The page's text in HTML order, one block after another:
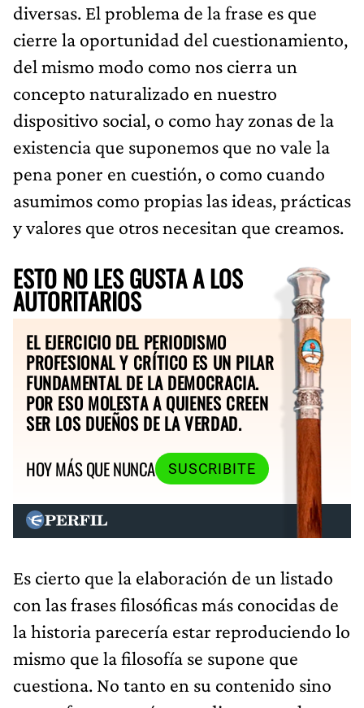
diversas. El problema de la frase es que
cierre la oportunidad del cuestionamiento,
del mismo modo como nos cierra un
concepto naturalizado en nuestro
dispositivo social, o como hay zonas de la
existencia que suponemos que no vale la
pena poner en cuestión, o como cuando
asumimos como propias las ideas, prácticas
y valores que otros necesitan que creamos.
ESTO NO LES GUSTA A LOS
AUTORITARIOS
EL EJERCICIO DEL PERIODISMO
PROFESIONAL Y CRÍTICO ES UN PILAR
FUNDAMENTAL DE LA DEMOCRACIA.
POR ESO MOLESTA A QUIENES CREEN
SER LOS DUEÑOS DE LA VERDAD.
HOY MÁS QUE NUNCA
SUSCRIBITE
Es cierto que la elaboración de un listado
con las frases filosóficas más conocidas de
la historia parecería estar reproduciendo lo
mismo que la filosofía se supone que
cuestiona. No tanto en su contenido sino